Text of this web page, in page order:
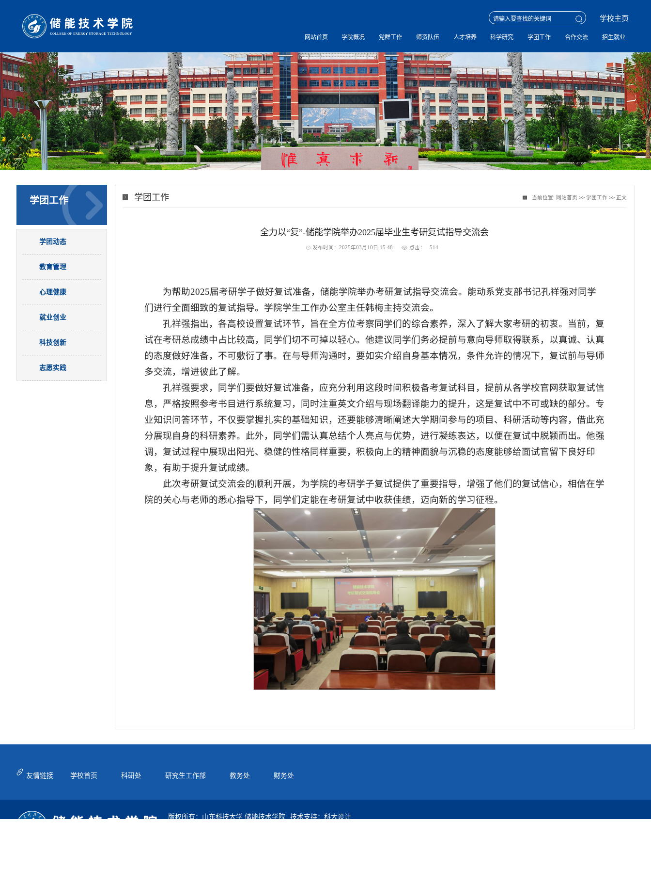
学校主页
网站首页 学院概况 党群工作 师资队伍 人才培养 科学研究 学团工作 合作交流 招生就业
学团工作
学团动态
教育管理
心理健康
就业创业
科技创新
志愿实践
学团工作 当前位置: 网站首页 >>学团工作 >> 正文
全力以“复”-储能学院举办2025届毕业生考研复试指导交流会
发布时间：2025年03月10日 15:48 点击： 514
为帮助2025届考研学子做好复试准备，储能学院举办考研复试指导交流会。能动系党支部书记孔祥强对同学
们进行全面细致的复试指导。 学院学生工作办公室主任韩梅主持交流会。
孔祥强指出，各高校设置复试环节，旨在全方位考察同学们的综合素养，深入了解大家考研的初衷。当前，复
试在考研总成绩中占比较高，同学们切不可掉以轻心。他建议同学们务必提前与意向导师取得联系，以真诚、认真
的态度做好准备，不可敷衍了事。在与导师沟通时，要如实介绍自身基本情况，条件允许的情况下，复试前与导师
多交流，增进彼此了解。
孔祥强要求，同学们要做好复试准备，应充分利用这段时间积极备考复试科目，提前从各学校官网获取复试信
息，严格按照参考书目进行系统复习，同时注重英文介绍与现场翻译能力的提升，这是复试中不可或缺的部分。专
业知识问答环节，不仅要掌握扎实的基础知识，还要能够清晰阐述大学期间参与的项目、科研活动等内容，借此充
分展现自身的科研素养。此外，同学们需认真总结个人亮点与优势，进行凝练表达，以便在复试中脱颖而出。他强
调，复试过程中展现出阳光、稳健的性格同样重要，积极向上的精神面貌与沉稳的态度能够给面试官留下良好印
象，有助于提升复试成绩。
此次考研复试交流会的顺利开展，为学院的考研学子复试提供了重要指导，增强了他们的复试信心，相信在学
院的关心与老师的悉心指导下，同学们定能在考研复试中收获佳绩，迈向新的学习征程。
友情链接 学校首页 科研处 研究生工作部 教务处 财务处
版权所有：山东科技大学 储能技术学院
技术支持：科大设计